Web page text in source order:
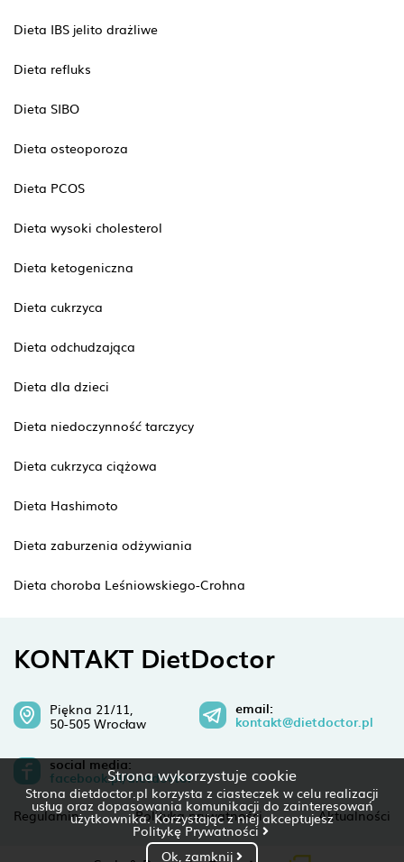
Strona wykorzystuje cookie
Strona dietdoctor.pl korzysta z ciasteczek w celu realizacji
usług oraz dopasowania komunikacji do zainteresowań
użytkownika. Korzystając z niej akceptujesz
Politykę Prywatności
Ok, zamknij
Dieta IBS jelito drażliwe
Dieta refluks
Dieta SIBO
Dieta osteoporoza
Dieta PCOS
Dieta wysoki cholesterol
Dieta ketogeniczna
Dieta cukrzyca
Dieta odchudzająca
Dieta dla dzieci
Dieta niedoczynność tarczycy
Dieta cukrzyca ciążowa
Dieta Hashimoto
Dieta zaburzenia odżywiania
Dieta choroba Leśniowskiego-Crohna
KONTAKT DietDoctor
Piękna 21/11,
50-505 Wrocław
email:
kontakt@dietdoctor.pl
social media:
facebook.pl/dietdoctor
Regulamin Polityka prywatności Aktualności